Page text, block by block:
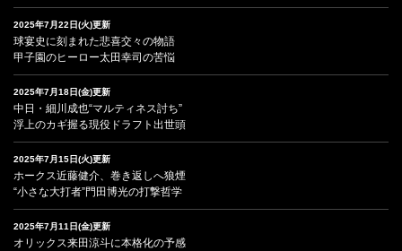
2025年7月22日(火)更新
球宴史に刻まれた悲喜交々の物語
甲子園のヒーロー太田幸司の苦悩
2025年7月18日(金)更新
中日・細川成也“マルティネス討ち”
浮上のカギ握る現役ドラフト出世頭
2025年7月15日(火)更新
ホークス近藤健介、巻き返しへ狼煙
“小さな大打者”門田博光の打撃哲学
2025年7月11日(金)更新
オリックス来田涼斗に本格化の予感